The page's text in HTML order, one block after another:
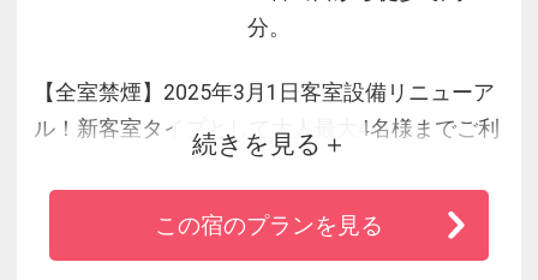
分。
【全室禁煙】2025年3月1日客室設備リニューア
ル！新客室タイプとして大人最大4名様までご利
用可能な「コネクトルーム」を導入。
続きを見る
この宿のプランを見る